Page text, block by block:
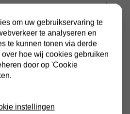
BTW
om uw gebruikservaring te
te analyseren en
te kunnen tonen via derde
hoe wij cookies gebruiken
door op 'Cookie
instellingen